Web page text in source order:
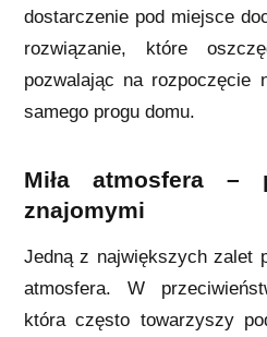
dostarczenie pod miejsce
rozwiązanie, które
pozwalając na rozpoczęcie
samego progu domu.
Miła atmosfera –
znajomymi
Jedną z największych zalet
atmosfera. W
która często towarzyszy